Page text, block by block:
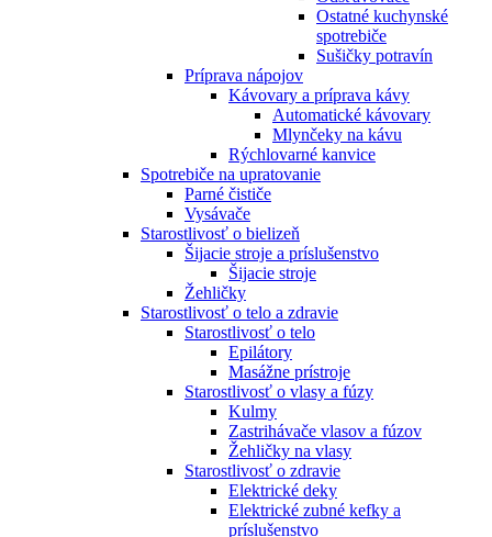
Ostatné kuchynské
spotrebiče
Sušičky potravín
Príprava nápojov
Kávovary a príprava kávy
Automatické kávovary
Mlynčeky na kávu
Rýchlovarné kanvice
Spotrebiče na upratovanie
Parné čističe
Vysávače
Starostlivosť o bielizeň
Šijacie stroje a príslušenstvo
Šijacie stroje
Žehličky
Starostlivosť o telo a zdravie
Starostlivosť o telo
Epilátory
Masážne prístroje
Starostlivosť o vlasy a fúzy
Kulmy
Zastrihávače vlasov a fúzov
Žehličky na vlasy
Starostlivosť o zdravie
Elektrické deky
Elektrické zubné kefky a
príslušenstvo